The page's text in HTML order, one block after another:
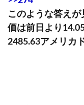
このような答え
価は前日より
2485.63アメリカ